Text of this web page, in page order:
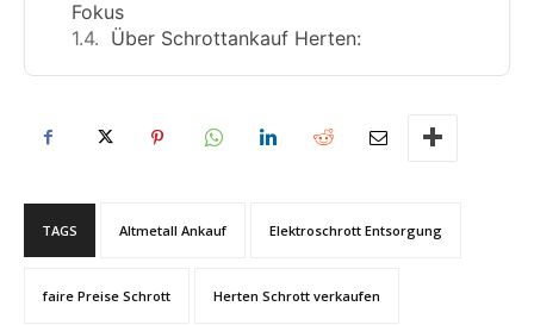
Fokus
Über Schrottankauf Herten:
TAGS Altmetall Ankauf Elektroschrott Entsorgung
faire Preise Schrott Herten Schrott verkaufen